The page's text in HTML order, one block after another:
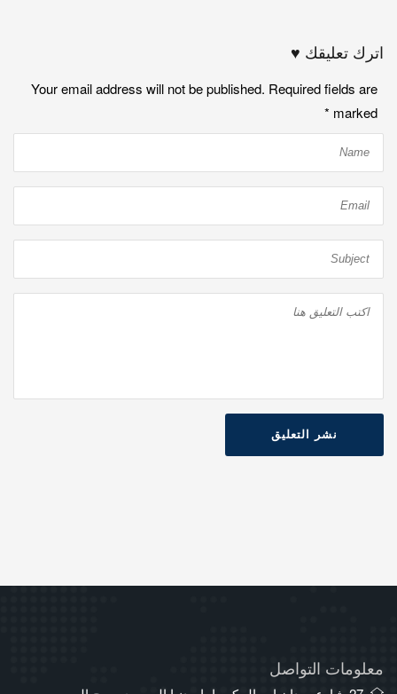
اترك تعليقك ♥
Your email address will not be published. Required fields are
marked
*
نشر التعليق
معلومات التواصل